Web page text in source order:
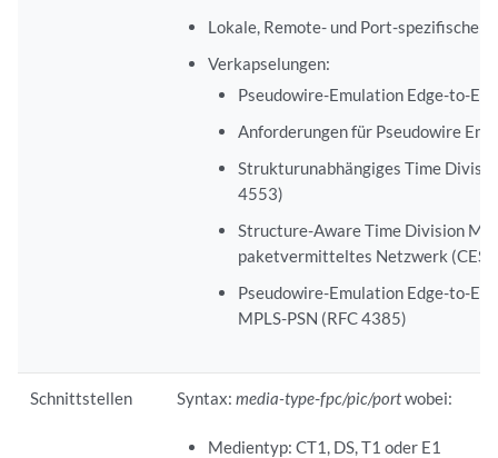
Lokale, Remote- und Port-spezifische
Verkapselungen:
Pseudowire-Emulation Edge-to-
Anforderungen für Pseudowire
Strukturunabhängiges Time
4553)
Structure-Aware Time Division
paketvermitteltes Netzwerk
Pseudowire-Emulation Edge-to-
MPLS-PSN (RFC 4385)
Schnittstellen Syntax:media-type-fpc/pic/portwobei:
Medientyp: CT1, DS, T1 oder E1